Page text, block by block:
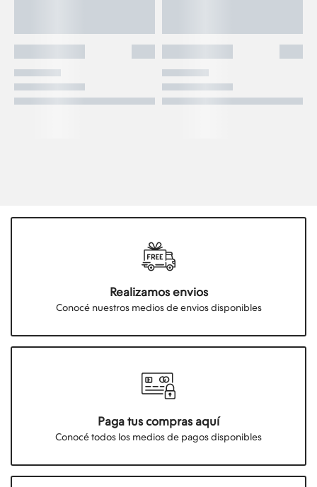
Realizamos envios
Conocé nuestros medios de envios disponibles
Paga tus compras aquí
Conocé todos los medios de pagos disponibles